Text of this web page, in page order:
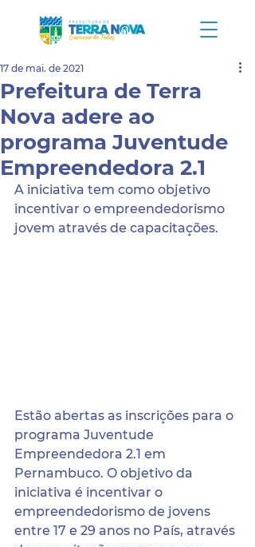
Prefeitura de Terra
Nova adere ao
programa Juventude
Empreendedora 2.1
17 de mai. de 2021
A iniciativa tem como objetivo
incentivar o empreendedorismo
jovem através de capacitações.
Estão abertas as inscrições para o
programa Juventude
Empreendedora 2.1 em
Pernambuco. O objetivo da
iniciativa é incentivar o
empreendedorismo de jovens
entre 17 e 29 anos no País, através